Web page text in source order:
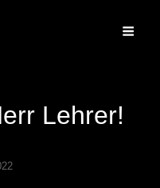
Lehrer!